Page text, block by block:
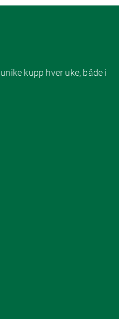
kupp hver uke, både i